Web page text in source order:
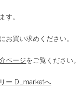
す。
お買い求めください。
ページをご覧ください。
ー DLmarketへ